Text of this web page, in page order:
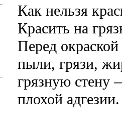
Как нельзя
Красить на
Перед
пыли, грязи,
грязную стену
плохой адгезии.